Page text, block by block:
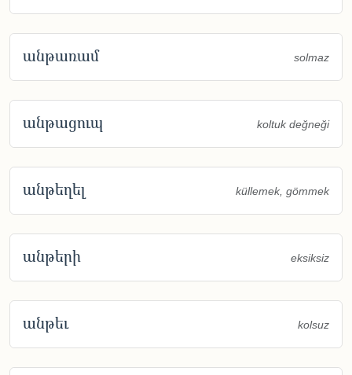
անթառամ solmaz
անթացուպ koltuk değneği
անթեղել küllemek, gömmek
անթերի eksiksiz
անթեւ kolsuz